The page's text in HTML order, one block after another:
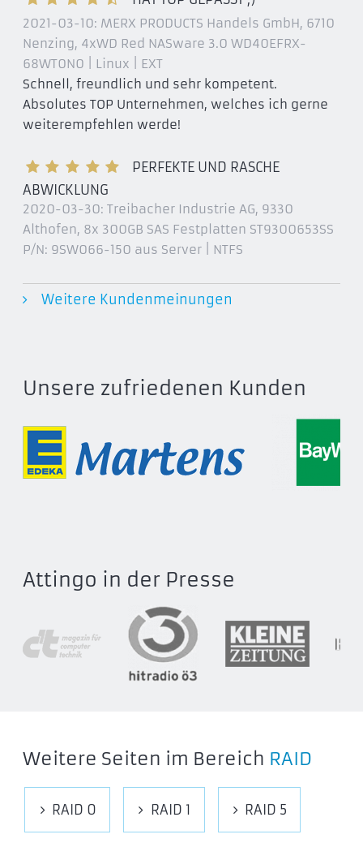
2021-03-10: MERX PRODUCTS Handels GmbH, 6710
Nenzing, 4xWD Red NASware 3.0 WD40EFRX-
68WT0N0 | Linux | EXT
Schnell, freundlich und sehr kompetent.
Absolutes TOP Unternehmen, welches ich gerne
weiterempfehlen werde!
PERFEKTE UND RASCHE
ABWICKLUNG
2020-03-30: Treibacher Industrie AG, 9330
Althofen, 8x 300GB SAS Festplatten ST9300653SS
P/N: 9SW066-150 aus Server | NTFS
Weitere Kundenmeinungen
Unsere zufriedenen Kunden
Attingo in der Presse
Weitere Seiten im Bereich RAID
RAID 0 RAID 1 RAID 5